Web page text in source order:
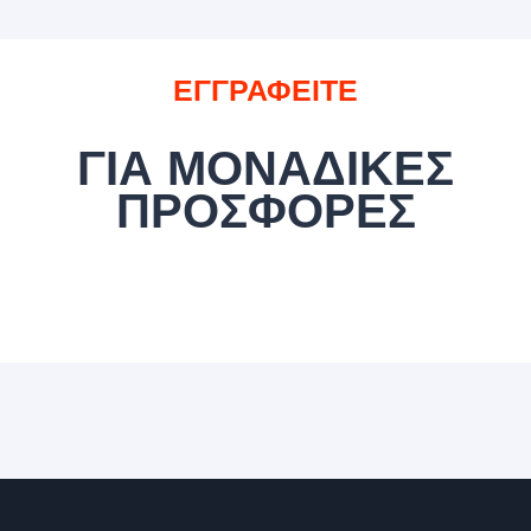
ΕΓΓΡΑΦΕΙΤΕ
ΓΙΑ ΜΟΝΑΔΙΚΕΣ
ΠΡΟΣΦΟΡΕΣ